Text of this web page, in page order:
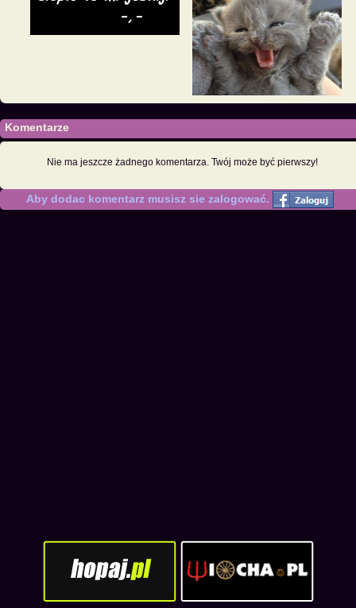
Komentarze
Nie ma jeszcze żadnego komentarza. Twój może być pierwszy!
Aby dodac komentarz musisz sie zalogować.